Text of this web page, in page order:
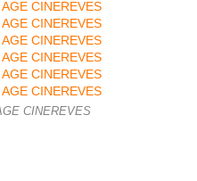
CINEREVES